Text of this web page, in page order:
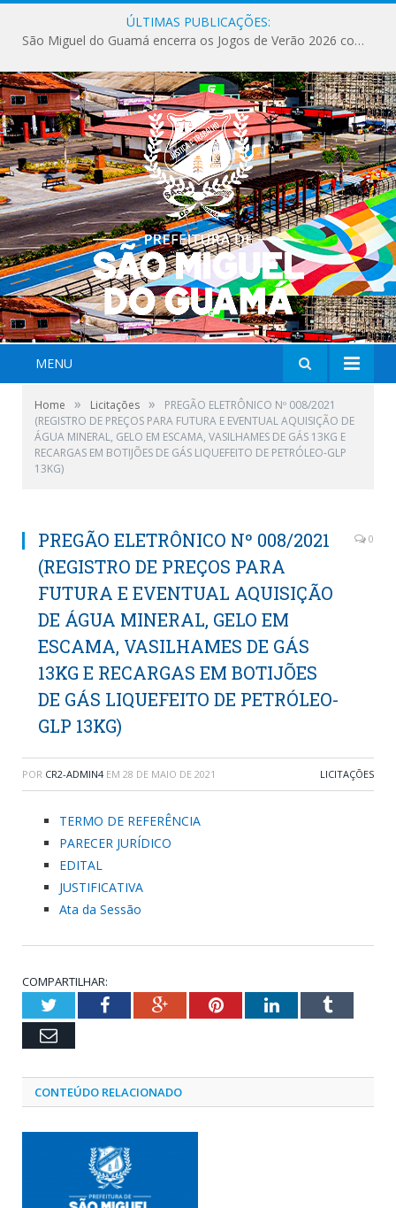
ÚLTIMAS PUBLICAÇÕES:
Milhares de fiéis tomam as ruas de São Miguel do Guamá em uma grande celebração de fé na Marcha para Jesus 2026.
MENU
Home » Licitações »
PREGÃO ELETRÔNICO Nº 008/2021
(REGISTRO DE PREÇOS PARA FUTURA E EVENTUAL AQUISIÇÃO DE
ÁGUA MINERAL, GELO EM ESCAMA, VASILHAMES DE GÁS 13KG E
RECARGAS EM BOTIJÕES DE GÁS LIQUEFEITO DE PETRÓLEO-GLP
13KG)
PREGÃO ELETRÔNICO Nº 008/2021
(REGISTRO DE PREÇOS PARA
FUTURA E EVENTUAL AQUISIÇÃO
DE ÁGUA MINERAL, GELO EM
ESCAMA, VASILHAMES DE GÁS
13KG E RECARGAS EM BOTIJÕES
DE GÁS LIQUEFEITO DE PETRÓLEO-
GLP 13KG)
0
POR CR2-ADMIN4 EM 28 DE MAIO DE 2021 LICITAÇÕES
TERMO DE REFERÊNCIA
PARECER JURÍDICO
EDITAL
JUSTIFICATIVA
Ata da Sessão
COMPARTILHAR:
TwitterFacebookGoogle+PinterestLinkedInTumblr
Email
CONTEÚDO RELACIONADO